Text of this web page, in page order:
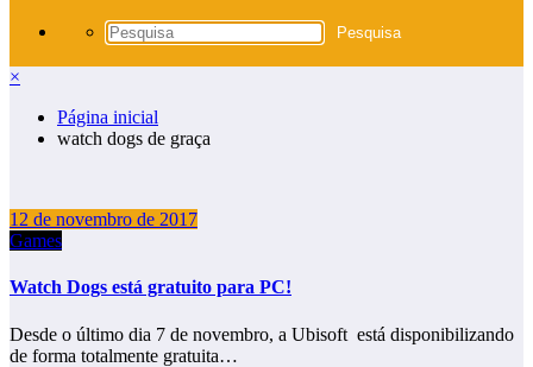
×
Página inicial
watch dogs de graça
12 de novembro de 2017
Games
Watch Dogs está gratuito para PC!
Desde o último dia 7 de novembro, a Ubisoft está disponibilizando
de forma totalmente gratuita…